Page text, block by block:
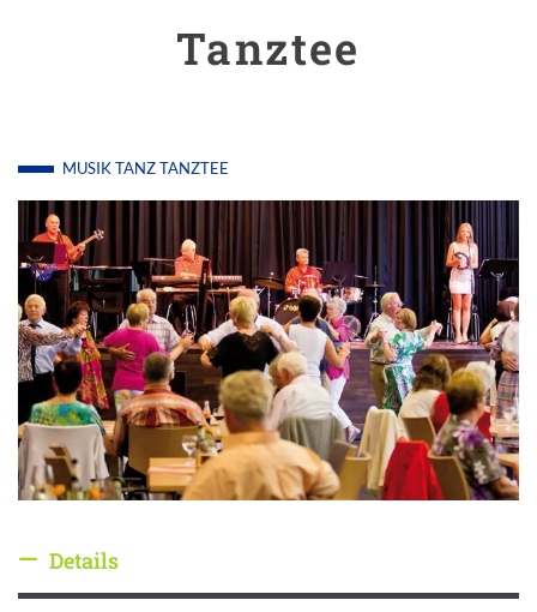
Tanztee
MUSIKTANZTANZTEE
Details ausblenden
Details